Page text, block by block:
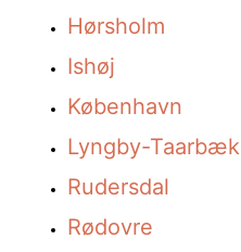
Hørsholm
Ishøj
København
Lyngby-Taarbæk
Rudersdal
Rødovre